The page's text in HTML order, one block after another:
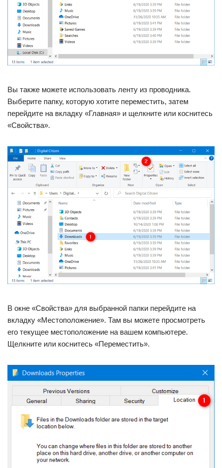
Вы также можете использовать ленту из проводника.
Выберите папку, которую хотите переместить, затем
перейдите на вкладку «Главная» и щелкните или коснитесь
«Свойства».
В окне «Свойства» для выбранной папки перейдите на
вкладку «Местоположение». Там вы можете просмотреть
его текущее местоположение на вашем компьютере.
Щелкните или коснитесь «Переместить».